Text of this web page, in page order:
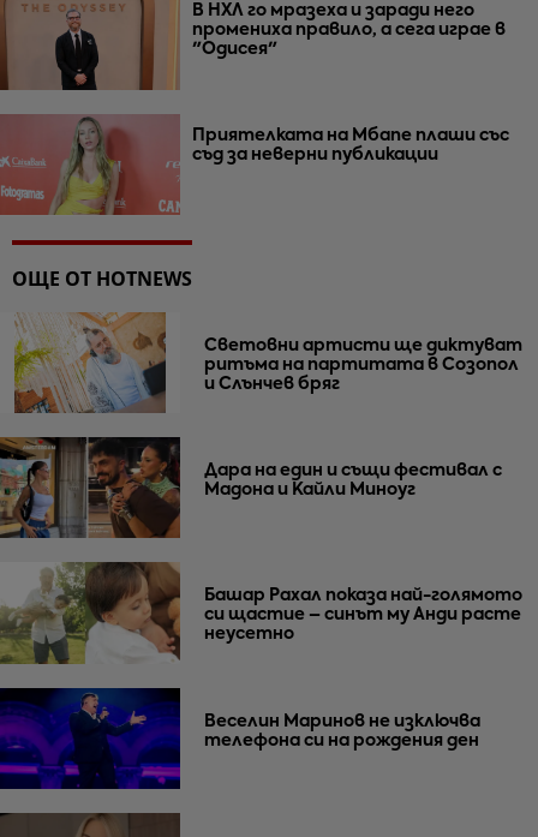
В НХЛ го мразеха и заради него
промениха правило, а сега играе в
"Одисея"
Приятелката на Мбапе плаши със
съд за неверни публикации
ОЩЕ ОТ HOTNEWS
Световни артисти ще диктуват
ритъма на партитата в Созопол
и Слънчев бряг
Дара на един и същи фестивал с
Мадона и Кайли Миноуг
Башар Рахал показа най-голямото
си щастие – синът му Анди расте
неусетно
Веселин Маринов не изключва
телефона си на рождения ден